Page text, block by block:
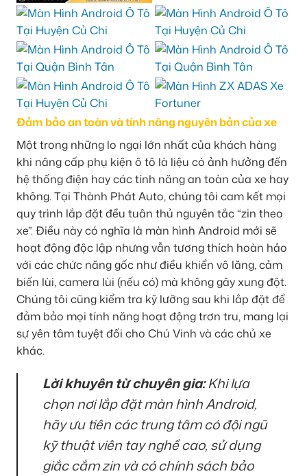
Đảm bảo an toàn và tính năng nguyên bản của xe
Một trong những lo ngại lớn nhất của khách hàng
khi nâng cấp phụ kiện ô tô là liệu có ảnh hưởng đến
hệ thống điện hay các tính năng an toàn của xe hay
không. Tại Thành Phát Auto, chúng tôi cam kết mọi
quy trình lắp đặt đều tuân thủ nguyên tắc “zin theo
xe”. Điều này có nghĩa là màn hình Android mới sẽ
hoạt động độc lập nhưng vẫn tương thích hoàn hảo
với các chức năng gốc như điều khiển vô lăng, cảm
biến lùi, camera lùi (nếu có) mà không gây xung đột.
Chúng tôi cũng kiểm tra kỹ lưỡng sau khi lắp đặt để
đảm bảo mọi tính năng hoạt động trơn tru, mang lại
sự yên tâm tuyệt đối cho Chú Vinh và các chủ xe
khác.
Lời khuyên từ chuyên gia:Khi lựa
chọn nơi lắp đặt màn hình Android,
hãy ưu tiên các trung tâm có đội ngũ
kỹ thuật viên tay nghề cao, sử dụng
giắc cắm zin và có chính sách bảo